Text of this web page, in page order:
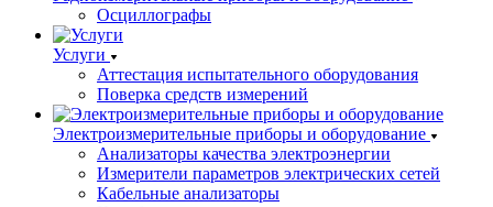
Осциллографы
Услуги
Аттестация испытательного оборудования
Поверка средств измерений
Электроизмерительные приборы и оборудование
Анализаторы качества электроэнергии
Измерители параметров электрических сетей
Кабельные анализаторы